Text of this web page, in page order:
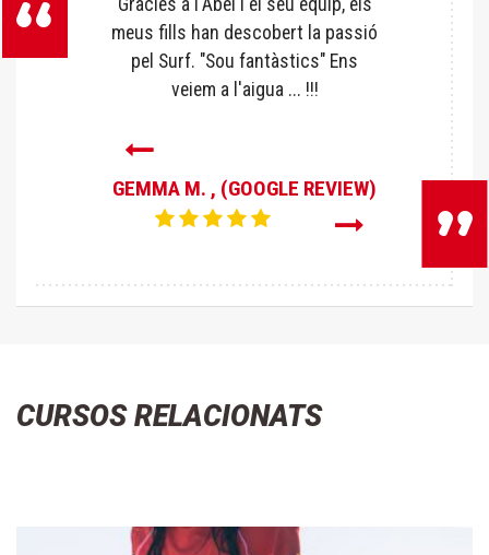
meus fills han descobert la passió
pel Surf. "Sou fantàstics" Ens
veiem a l'aigua ... !!!
Següent
GEMMA M. , (GOOGLE REVIEW)
Anterior
CURSOS RELACIONATS